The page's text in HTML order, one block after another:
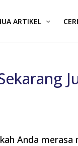
ARTIKEL
Anda merasa